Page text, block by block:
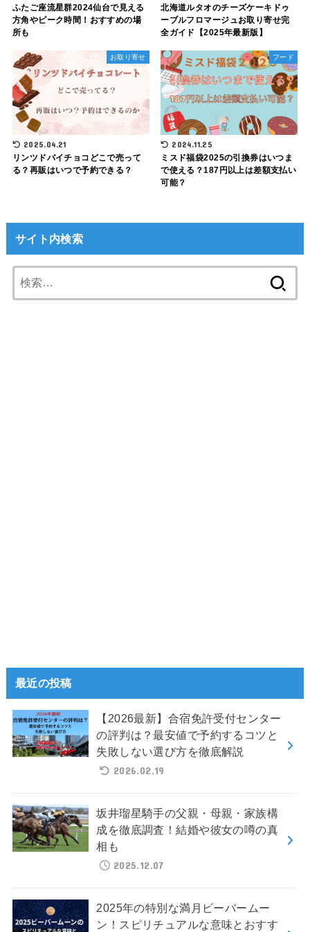
ふたご座流星群2024仙台で見える
方角やピーク時間！おすすめの場
所も
北海道ルタオのチーズケーキドゥ
ーブルフロマージュお取り寄せ完
全ガイド【2025年最新版】
お取り寄せ
2025.04.21
リンツドバイチョコどこで売って
る？再販はいつで予約できる？
フード
2024.11.25
ミスド福袋2025の引換券はいつま
で使える？187円以上は差額支払い
可能？
サイト内検索
索:
最近の投稿
【2026最新】合宿免許受付センター
の評判は？最安値で予約するコツと
失敗しない選び方を徹底解説
2026.02.19
坂井瑠星騎手の父親・母親・家族構
成を徹底調査！結婚や彼女の噂の真
相も
2025.12.07
2025年の特別な満月ビーバームー
ン！スピリチュアルな意味とおすす